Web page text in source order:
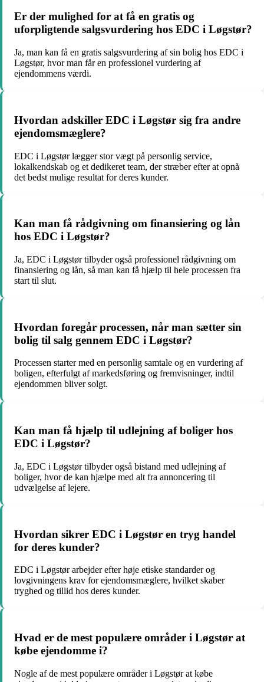
Er der mulighed for at få en gratis og
uforpligtende salgsvurdering hos EDC i Løgstør?
Ja, man kan få en gratis salgsvurdering af sin bolig hos EDC i
Løgstør, hvor man får en professionel vurdering af
ejendommens værdi.
Hvordan adskiller EDC i Løgstør sig fra andre
ejendomsmæglere?
EDC i Løgstør lægger stor vægt på personlig service,
lokalkendskab og et dedikeret team, der stræber efter at opnå
det bedst mulige resultat for deres kunder.
Kan man få rådgivning om finansiering og lån
hos EDC i Løgstør?
Ja, EDC i Løgstør tilbyder også professionel rådgivning om
finansiering og lån, så man kan få hjælp til hele processen fra
start til slut.
Hvordan foregår processen, når man sætter sin
bolig til salg gennem EDC i Løgstør?
Processen starter med en personlig samtale og en vurdering af
boligen, efterfulgt af markedsføring og fremvisninger, indtil
ejendommen bliver solgt.
Kan man få hjælp til udlejning af boliger hos
EDC i Løgstør?
Ja, EDC i Løgstør tilbyder også bistand med udlejning af
boliger, hvor de kan hjælpe med alt fra annoncering til
udvælgelse af lejere.
Hvordan sikrer EDC i Løgstør en tryg handel
for deres kunder?
EDC i Løgstør arbejder efter høje etiske standarder og
lovgivningens krav for ejendomsmæglere, hvilket skaber
tryghed og tillid hos deres kunder.
Hvad er de mest populære områder i Løgstør at
købe ejendomme i?
Nogle af de mest populære områder i Løgstør at købe